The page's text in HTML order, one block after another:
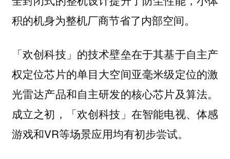
积的机身为整机厂商节省了内部空间。
「欢创科技」的技术壁垒在于其基于自主产
权定位芯片的单目大空间亚毫米级定位的激
光雷达产品和自主研发的核心芯片及算法。
成立之初，「欢创科技」在智能电视、体感
游戏和VR等场景应用均有初步尝试。